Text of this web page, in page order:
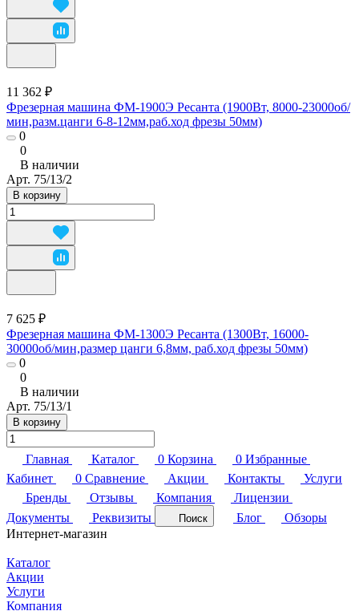
11 362 ₽
Фрезерная машина ФМ-1900Э Ресанта (1900Вт, 8000-23000об/
мин,разм.цанги 6-8-12мм,раб.ход фрезы 50мм)
0
0
В наличии
Арт. 75/13/2
В корзину
7 625 ₽
Фрезерная машина ФМ-1300Э Ресанта (1300Вт, 16000-
30000об/мин,размер цанги 6,8мм, раб.ход фрезы 50мм)
0
0
В наличии
Арт. 75/13/1
В корзину
Главная Каталог 0 Корзина 0 Избранные
Кабинет
0 Сравнение Акции Контакты
Услуги
Бренды
Отзывы Компания
Лицензии
Документы
Реквизиты Поиск Блог
Обзоры
Интернет-магазин
Каталог
Акции
Услуги
Компания